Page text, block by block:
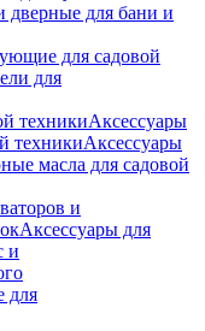
дверные для бани и
для садовой
для
техникиАксессуары
техникиАксессуары
масла для садовой
и
Аксессуары для
и
для